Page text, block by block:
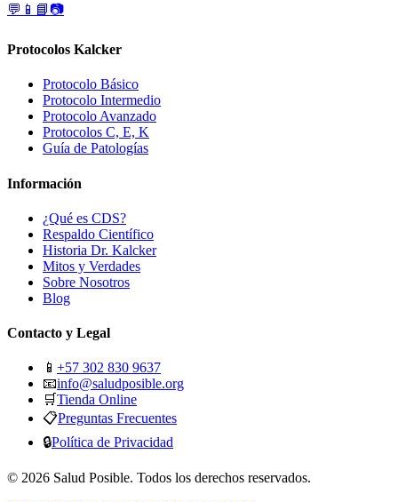
💬 📱 📘📷
Protocolos Kalcker
Protocolo Básico
Protocolo Intermedio
Protocolo Avanzado
Protocolos C, E, K
Guía de Patologías
Información
¿Qué es CDS?
Respaldo Científico
Historia Dr. Kalcker
Mitos y Verdades
Sobre Nosotros
Blog
Contacto y Legal
📱 +57 302 830 9637
📧info@saludposible.org
🛒Tienda Online
📋Preguntas Frecuentes
🔒Política de Privacidad
© 2026 Salud Posible. Todos los derechos reservados.